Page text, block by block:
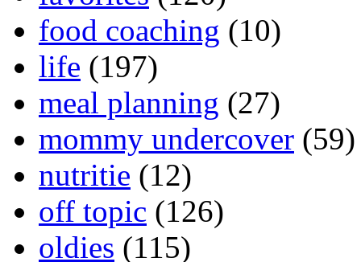
food coaching (10)
life (197)
meal planning (27)
mommy undercover (59)
nutritie (12)
off topic (126)
oldies (115)